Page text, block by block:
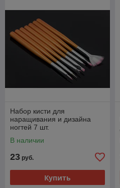
Набор кисти для
наращивания и дизайна
ногтей 7 шт.
В наличии
23 руб.
Купить